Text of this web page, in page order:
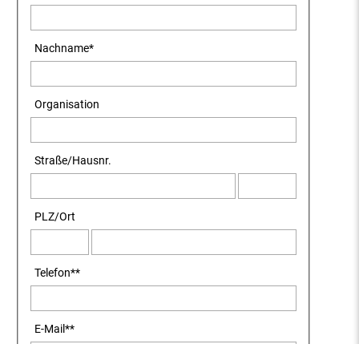
Nachname*
Organisation
Straße/Hausnr.
PLZ/Ort
Telefon**
E-Mail**